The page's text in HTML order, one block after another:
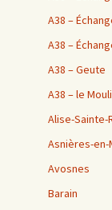
A38 –
A38 –
A38 – Geute
A38 – le
Alise-Sainte-
Asnières-en-
Avosnes
Barain